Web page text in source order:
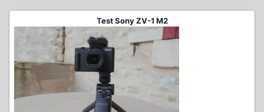
Test Sony ZV-1 M2